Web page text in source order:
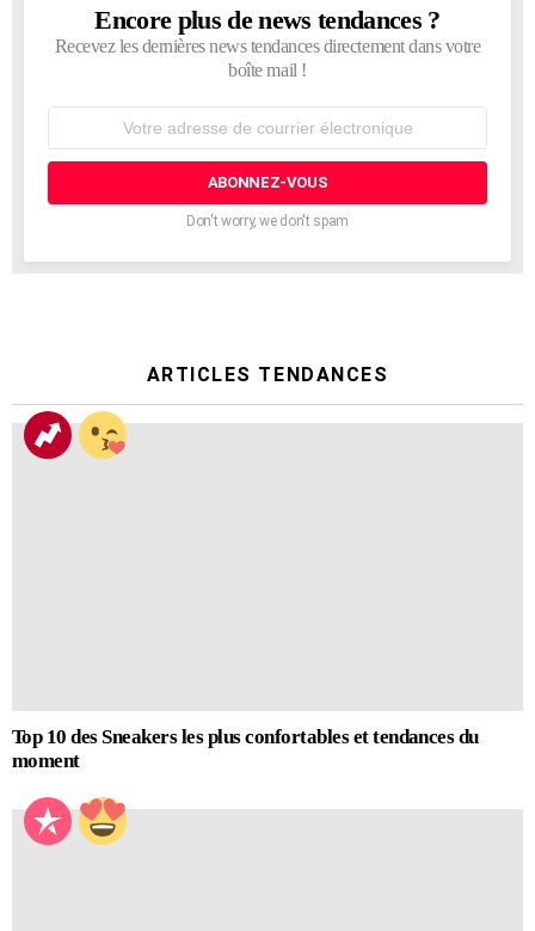
NEWSLETTER
Encore plus de news tendances ?
Recevez les dernières news tendances directement dans votre
boîte mail !
courrier
Don't worry, we don't spam
ARTICLES TENDANCES
Top 10 des Sneakers les plus confortables et tendances du
moment